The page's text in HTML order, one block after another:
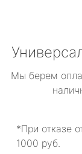
Мы берем
*При отказе
1000 руб.